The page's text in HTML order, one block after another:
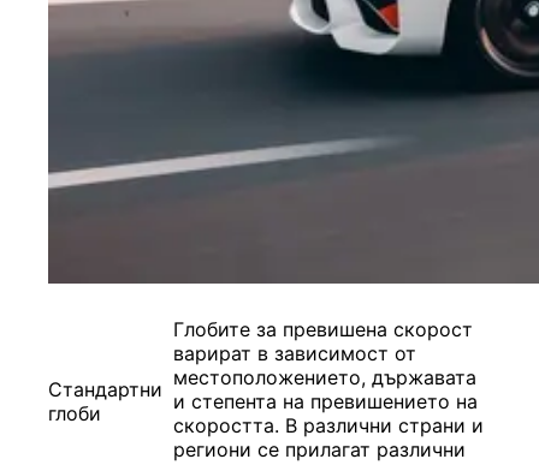
Стандартни
глоби
Глобите за превишена скорост
варират в зависимост от
местоположението, държавата
и степента на превишението на
скоростта. В различни страни и
региони се прилагат различни